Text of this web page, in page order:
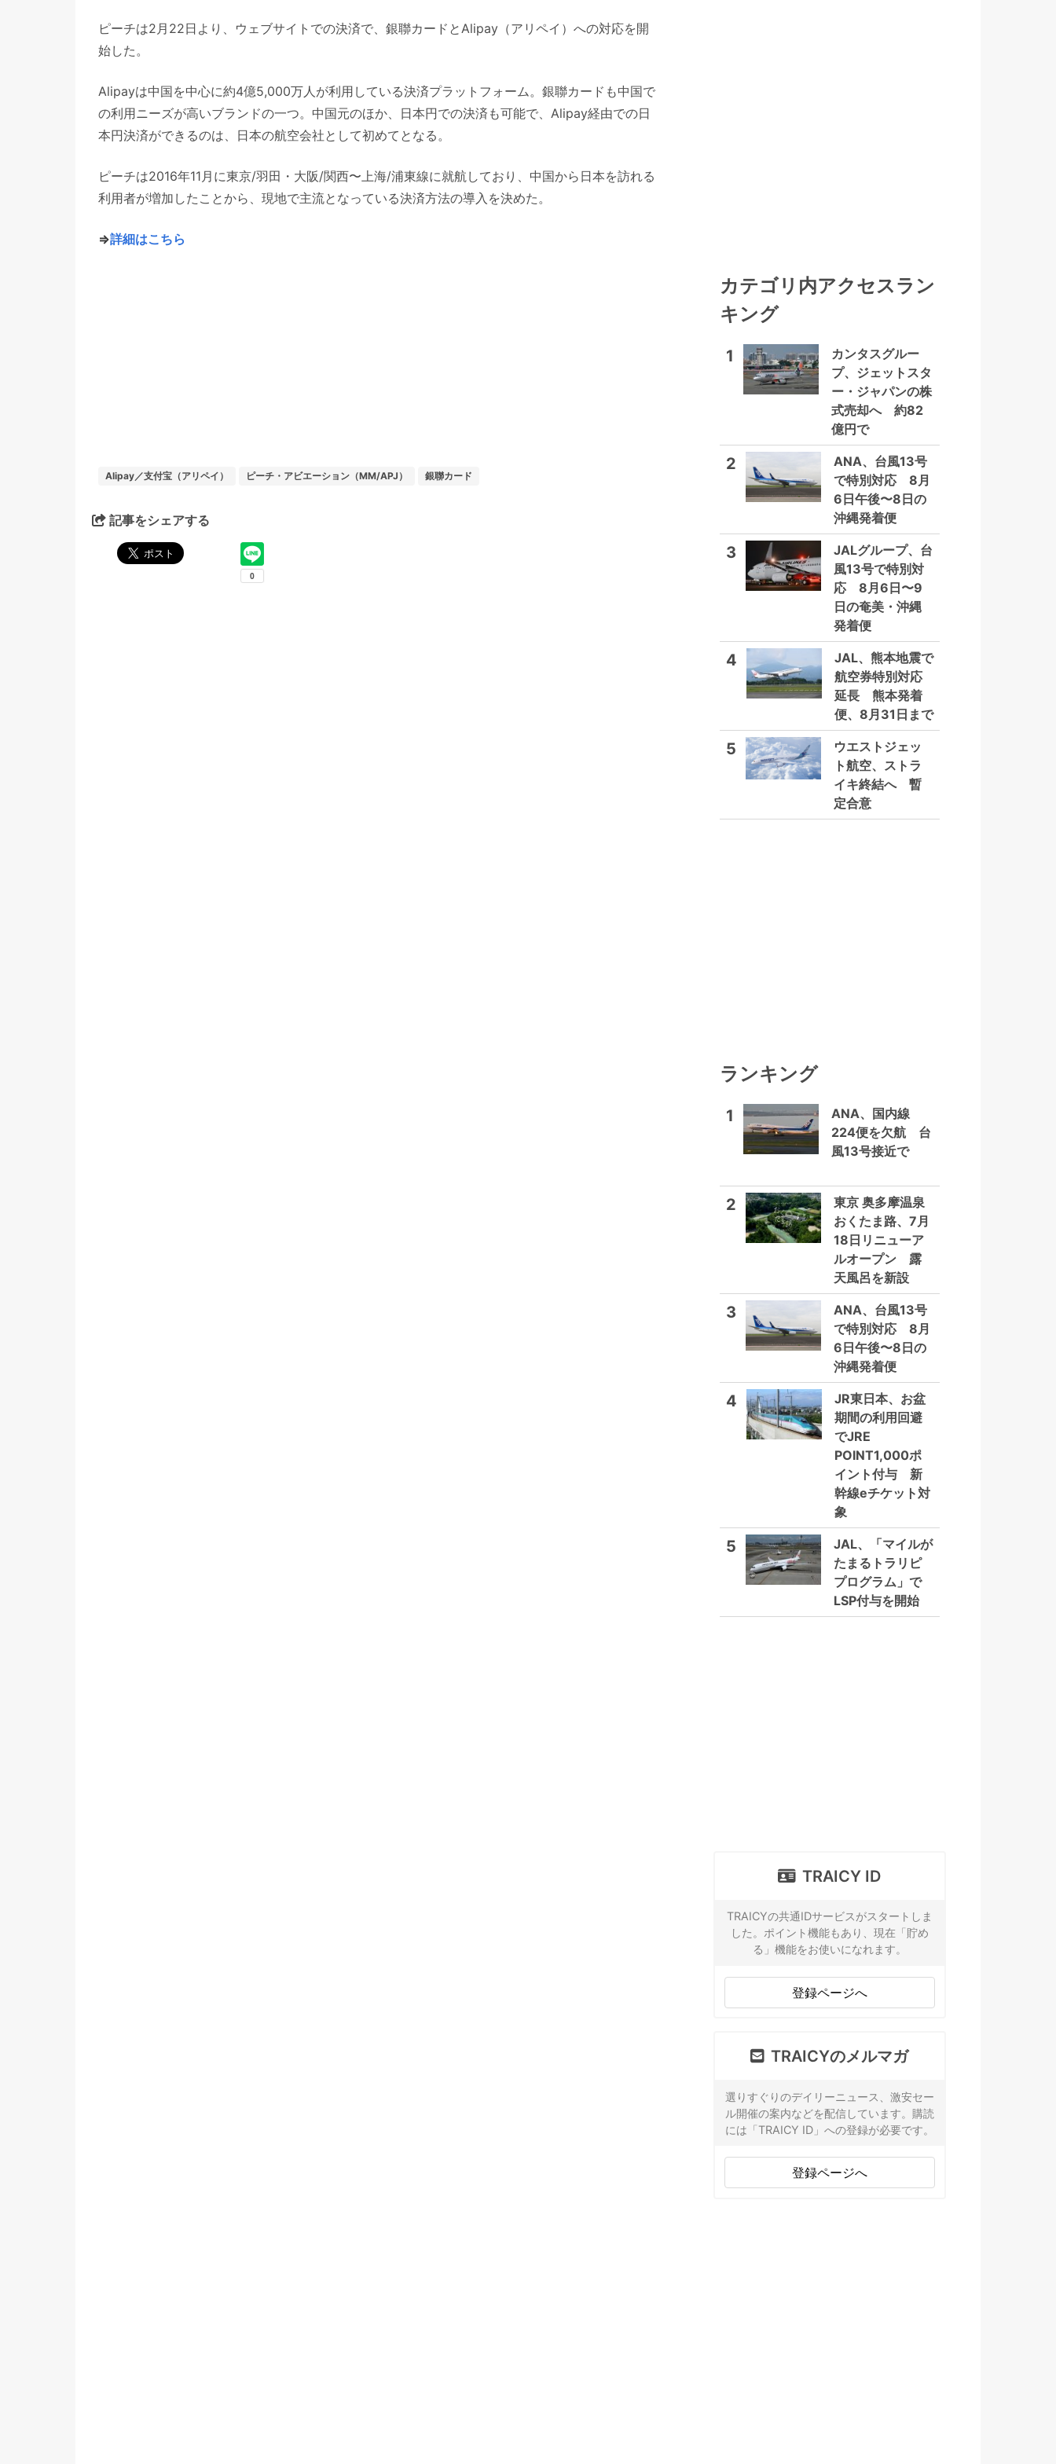
ピーチは2月22日より、ウェブサイトでの決済で、銀聯カードとAlipay（アリペイ）への対応を開
始した。
Alipayは中国を中心に約4億5,000万人が利用している決済プラットフォーム。銀聯カードも中国で
の利用ニーズが高いブランドの一つ。中国元のほか、日本円での決済も可能で、Alipay経由での日
本円決済ができるのは、日本の航空会社として初めてとなる。
ピーチは2016年11月に東京/羽田・大阪/関西〜上海/浦東線に就航しており、中国から日本を訪れる
利用者が増加したことから、現地で主流となっている決済方法の導入を決めた。
⇒詳細はこちら
Alipay／支付宝（アリペイ） ピーチ・アビエーション（MM/APJ） 銀聯カード
記事をシェアする
カテゴリ内アクセスラン
キング
1
カンタスグルー
プ、ジェットスタ
ー・ジャパンの株
式売却へ 約82
億円で
2
ANA、台風13号
で特別対応 8月
6日午後〜8日の
沖縄発着便
3
JALグループ、台
風13号で特別対
応 8月6日〜9
日の奄美・沖縄
発着便
4
JAL、熊本地震で
航空券特別対応
延長 熊本発着
便、8月31日まで
5
ウエストジェッ
ト航空、ストラ
イキ終結へ 暫
定合意
ランキング
1
ANA、国内線
224便を欠航 台
風13号接近で
2
東京 奥多摩温泉
おくたま路、7月
18日リニューア
ルオープン 露
天風呂を新設
3
ANA、台風13号
で特別対応 8月
6日午後〜8日の
沖縄発着便
4
JR東日本、お盆
期間の利用回避
でJRE
POINT1,000ポ
イント付与 新
幹線eチケット対
象
5
JAL、「マイルが
たまるトラリピ
プログラム」で
LSP付与を開始
TRAICY ID
TRAICYの共通IDサービスがスタートしま
した。ポイント機能もあり、現在「貯め
る」機能をお使いになれます。
登録ページへ
TRAICYのメルマガ
選りすぐりのデイリーニュース、激安セー
ル開催の案内などを配信しています。購読
には「TRAICY ID」への登録が必要です。
登録ページへ